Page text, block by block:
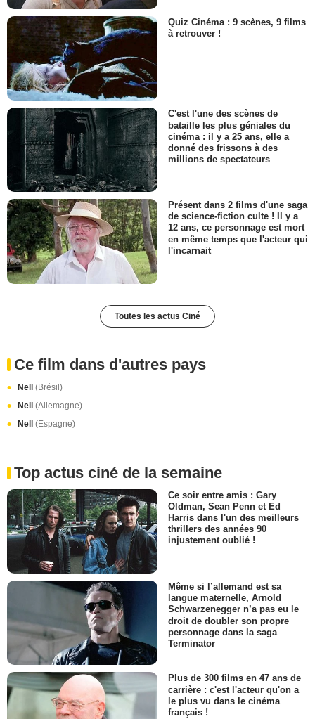
Quiz Cinéma : 9 scènes, 9 films
à retrouver !
C'est l'une des scènes de
bataille les plus géniales du
cinéma : il y a 25 ans, elle a
donné des frissons à des
millions de spectateurs
Présent dans 2 films d'une saga
de science-fiction culte ! Il y a
12 ans, ce personnage est mort
en même temps que l'acteur qui
l'incarnait
Toutes les actus Ciné
Ce film dans d'autres pays
Nell (Brésil)
Nell (Allemagne)
Nell (Espagne)
Top actus ciné de la semaine
Ce soir entre amis : Gary
Oldman, Sean Penn et Ed
Harris dans l'un des meilleurs
thrillers des années 90
injustement oublié !
Même si l’allemand est sa
langue maternelle, Arnold
Schwarzenegger n’a pas eu le
droit de doubler son propre
personnage dans la saga
Terminator
Plus de 300 films en 47 ans de
carrière : c'est l'acteur qu'on a
le plus vu dans le cinéma
français !